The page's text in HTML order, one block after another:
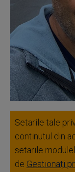
Setarile tale
continutul din
setarile
de Gestionați